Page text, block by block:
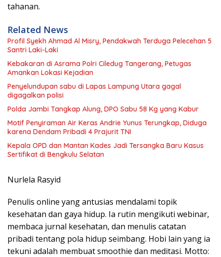
tahanan.
Related News
Profil Syekh Ahmad Al Misry, Pendakwah Terduga Pelecehan 5
Santri Laki-Laki
Kebakaran di Asrama Polri Ciledug Tangerang, Petugas
Amankan Lokasi Kejadian
Penyelundupan sabu di Lapas Lampung Utara gagal
digagalkan polisi
Polda Jambi Tangkap Alung, DPO Sabu 58 Kg yang Kabur
Motif Penyiraman Air Keras Andrie Yunus Terungkap, Diduga
karena Dendam Pribadi 4 Prajurit TNI
Kepala OPD dan Mantan Kades Jadi Tersangka Baru Kasus
Sertifikat di Bengkulu Selatan
Nurlela Rasyid
Penulis online yang antusias mendalami topik
kesehatan dan gaya hidup. Ia rutin mengikuti webinar,
membaca jurnal kesehatan, dan menulis catatan
pribadi tentang pola hidup seimbang. Hobi lain yang ia
tekuni adalah membuat smoothie dan meditasi. Motto: